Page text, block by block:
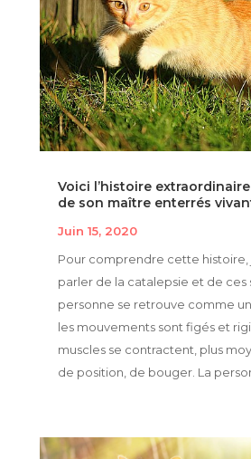
Voici l’histoire
de son maître enterrés
Juin 15, 2020
Pour comprendre cette histoire,
parler de la catalepsie et de ces
personne se retrouve comme
les mouvements sont figés et
muscles se contractent, plus
de position, de bouger. La